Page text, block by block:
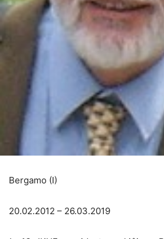
Bergamo (I)
20.02.2012 – 26.03.2019